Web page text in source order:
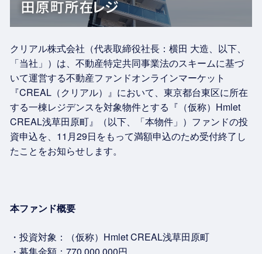
クリアル株式会社（代表取締役社長：横田 大造、以下、
「当社」）は、不動産特定共同事業法のスキームに基づ
いて運営する不動産ファンドオンラインマーケット
『CREAL（クリアル）』において、東京都台東区に所在
する一棟レジデンスを対象物件とする『（仮称）Hmlet
CREAL浅草田原町』（以下、「本物件」）ファンドの投
資申込を、11月29日をもって満額申込のため受付終了し
たことをお知らせします。
本ファンド概要
・投資対象：（仮称）Hmlet CREAL浅草田原町